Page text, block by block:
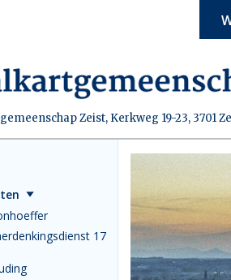
Zeist, Kerkweg 19-23, 3701
17